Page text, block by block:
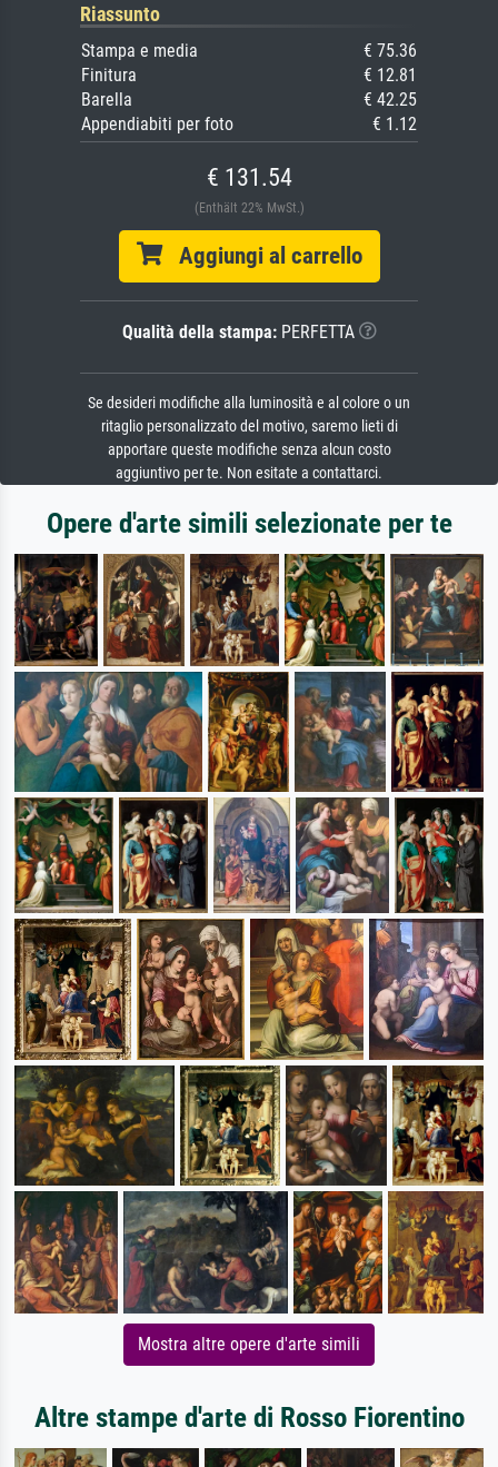
Riassunto
Stampa e media
€ 75.36
Finitura
€ 12.81
Barella
€ 42.25
Appendiabiti per foto
€ 1.12
€ 131.54
(Enthält 22% MwSt.)
Aggiungi al carrello
Qualità della stampa:PERFETTA
Se desideri modifiche alla luminosità e al colore o un
ritaglio personalizzato del motivo, saremo lieti di
apportare queste modifiche senza alcun costo
aggiuntivo per te. Non esitate a contattarci.
Opere d'arte simili selezionate per te
Mostra altre opere d'arte simili
Altre stampe d'arte di Rosso Fiorentino